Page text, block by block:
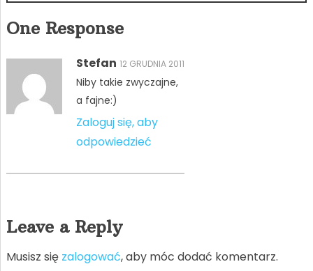
One Response
Stefan 12 GRUDNIA 2011
Niby takie zwyczajne,
a fajne:)
Zaloguj się, aby
odpowiedzieć
Leave a Reply
Musisz się zalogować, aby móc dodać komentarz.